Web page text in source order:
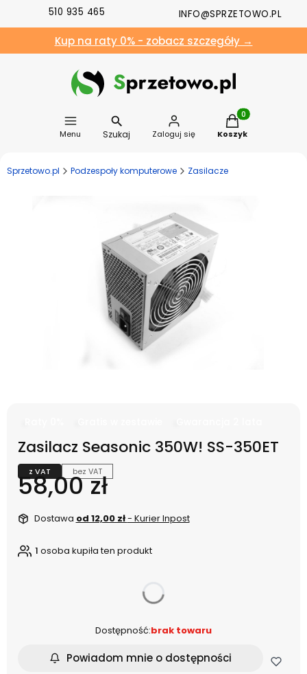
510 935 465 INFO@SPRZETOWO.PL
Kup na raty 0% - zobacz szczegóły →
Menu Szukaj Zaloguj się
Produkty w
Koszyk
Sprzetowo.pl Podzespoły komputerowe Zasilacze
Zasilacz Seasonic 350W! SS-350ET
z VAT bez VAT
Cena
58,00 zł
Dostawa od 12,00 zł- Kurier Inpost
1 osoba kupiła ten produkt
Dostępność:brak towaru
Powiadom mnie o dostępności